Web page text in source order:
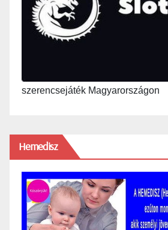
szerencsejáték Magyarországon
Hemedisz